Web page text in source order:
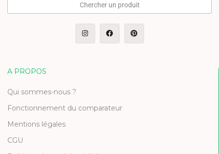
Chercher un produit
A PROPOS
Qui sommes-nous ?
Fonctionnement du comparateur
Mentions légales
CGU